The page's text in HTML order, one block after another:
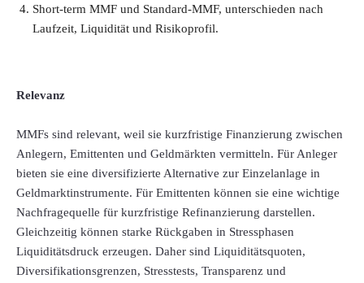
Short-term MMF und Standard-MMF, unterschieden nach
Laufzeit, Liquidität und Risikoprofil.
Relevanz
MMFs sind relevant, weil sie kurzfristige Finanzierung zwischen
Anlegern, Emittenten und Geldmärkten vermitteln. Für Anleger
bieten sie eine diversifizierte Alternative zur Einzelanlage in
Geldmarktinstrumente. Für Emittenten können sie eine wichtige
Nachfragequelle für kurzfristige Refinanzierung darstellen.
Gleichzeitig können starke Rückgaben in Stressphasen
Liquiditätsdruck erzeugen. Daher sind Liquiditätsquoten,
Diversifikationsgrenzen, Stresstests, Transparenz und